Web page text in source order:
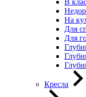
На
Для
Для
Кресла